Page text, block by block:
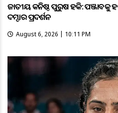
ଜାତୀୟ କନିଷ୍ଠ ପୁରୁଷ ହକି: ପଞ୍ଜାବକୁ
ଦମ୍ଦାର ପ୍ରଦର୍ଶନ
August 6, 2026 | 10:11 PM